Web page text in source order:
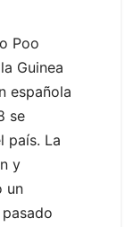
Poo
Guinea
española
se
país. La
y
un